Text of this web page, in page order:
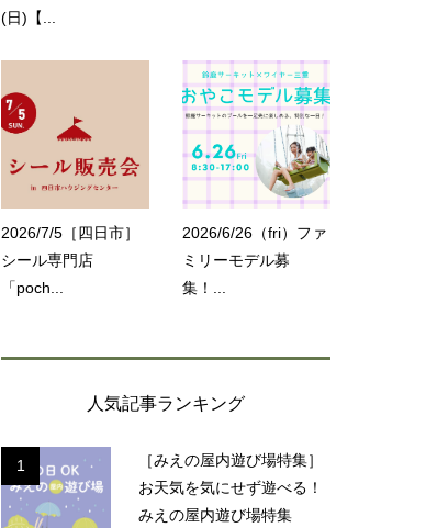
(日)【...
2026/7/5［四日市］
シール専門店
「poch...
2026/6/26（fri）ファ
ミリーモデル募
集！...
人気記事ランキング
1
［みえの屋内遊び場特集］
お天気を気にせず遊べる！
みえの屋内遊び場特集